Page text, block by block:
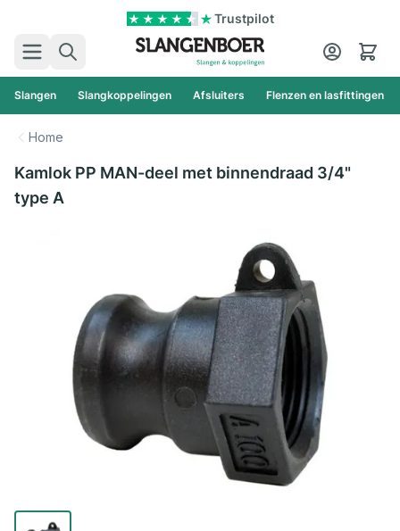
Trustpilot
Zoek
Cart
Slangen Slangkoppelingen Afsluiters Flenzen en lasfittingen
Home
Kamlok PP MAN-deel met binnendraad 3/4"
type A